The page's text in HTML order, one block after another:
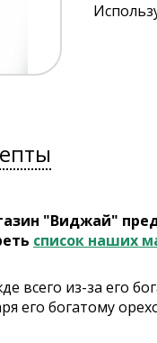
"Виджай"
список наших
всего из-за его
его богатому